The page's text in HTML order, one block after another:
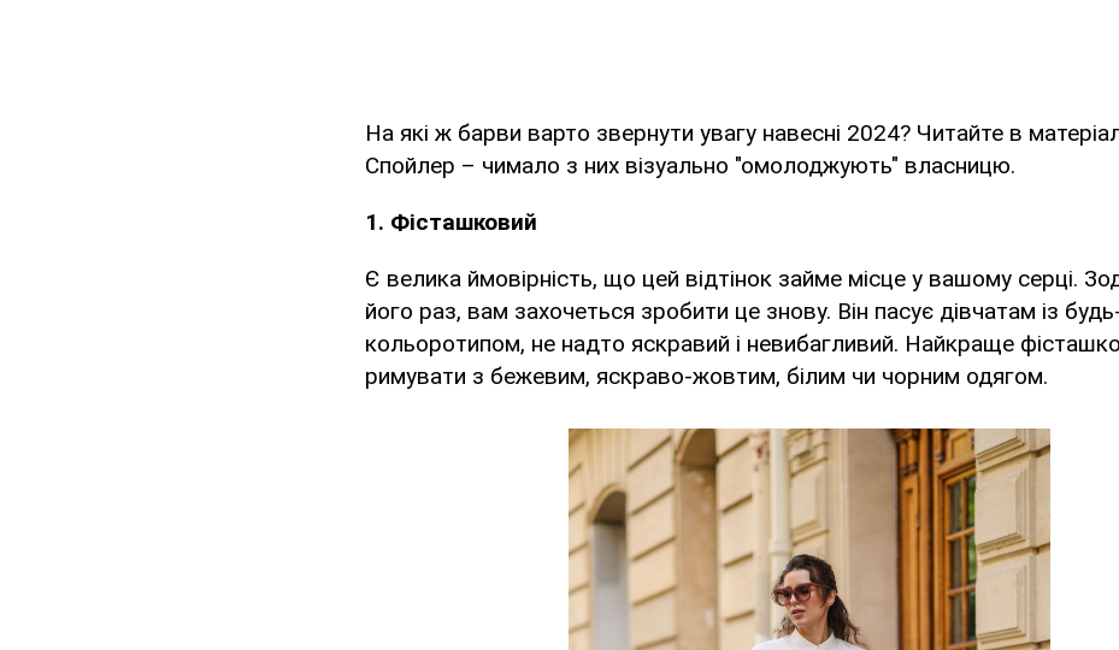
На які ж барви варто звернути увагу навесні 2024? Читайте в
Спойлер – чимало з них візуально "омолоджують" власницю.
1. Фісташковий
Є велика ймовірність, що цей відтінок займе місце у вашому серці.
його раз, вам захочеться зробити це знову. Він пасує дівчатам із
кольоротипом, не надто яскравий і невибагливий. Найкраще
римувати з бежевим, яскраво-жовтим, білим чи чорним одягом.